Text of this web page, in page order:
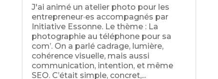
J'ai animé un atelier photo pour les
entrepreneur·es accompagnés par
Initiative Essonne. Le thème : La
photographie au téléphone pour sa
com’. On a parlé cadrage, lumière,
cohérence visuelle, mais aussi
communication, intention, et même
SEO. C’était simple, concret,...